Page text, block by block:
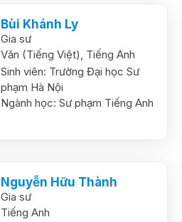
Bùi Khánh Ly
Gia sư
Văn (Tiếng Việt), Tiếng Anh
Sinh viên: Trường Đại học Sư
phạm Hà Nội
Ngành học: Sư phạm Tiếng Anh
Nguyễn Hữu Thành
Gia sư
Tiếng Anh